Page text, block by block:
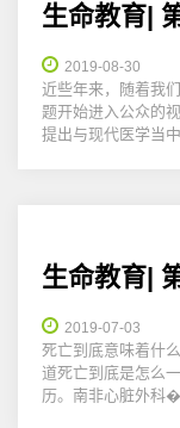
生命教育|
2019-08-30
近些年来，随着我
题开始进入公众的
提出与现代医学当
生命教育|
2019-07-03
死亡到底意味着什
道死亡到底是怎么
历。南非心脏外科